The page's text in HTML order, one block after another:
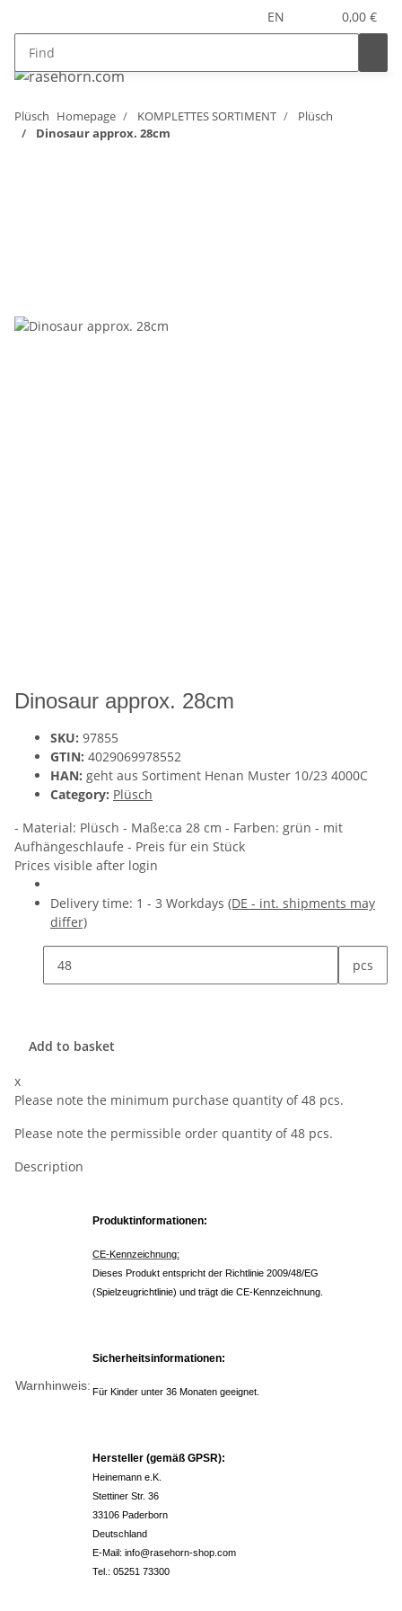
EN 0,00 €
Plüsch Homepage KOMPLETTES SORTIMENT
Plüsch
Dinosaur approx. 28cm
Dinosaur approx. 28cm
SKU: 97855
GTIN: 4029069978552
HAN: geht aus Sortiment Henan Muster 10/23 4000C
Category: Plüsch
- Material: Plüsch - Maße:ca 28 cm - Farben: grün - mit
Aufhängeschlaufe - Preis für ein Stück
Prices visible after login
Delivery time: 1 - 3 Workdays (DE - int. shipments may
differ)
pcs
Add to basket
x
Please note the minimum purchase quantity of 48 pcs.
Please note the permissible order quantity of 48 pcs.
Description
Warnhinweis:
Produktinformationen:
CE-Kennzeichnung:
Dieses Produkt entspricht der Richtlinie 2009/48/EG
(Spielzeugrichtlinie) und trägt die CE-Kennzeichnung.
Sicherheitsinformationen:
Für Kinder unter 36 Monaten geeignet.
Hersteller (gemäß GPSR):
Heinemann e.K.
Stettiner Str. 36
33106 Paderborn
Deutschland
E-Mail: info@rasehorn-shop.com
Tel.: 05251 73300